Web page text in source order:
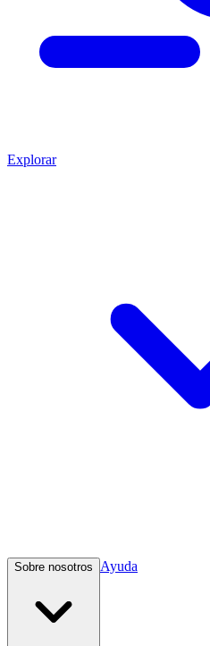
Explorar
Sobre nosotros Ayuda